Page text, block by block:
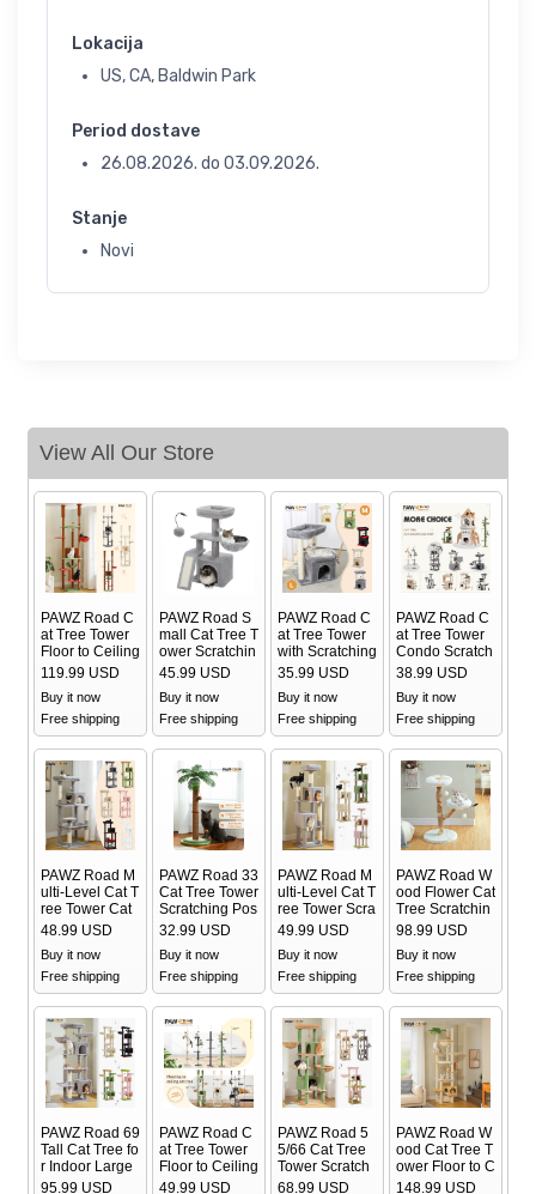
Lokacija
US, CA, Baldwin Park
Period dostave
26.08.2026. do 03.09.2026.
Stanje
Novi